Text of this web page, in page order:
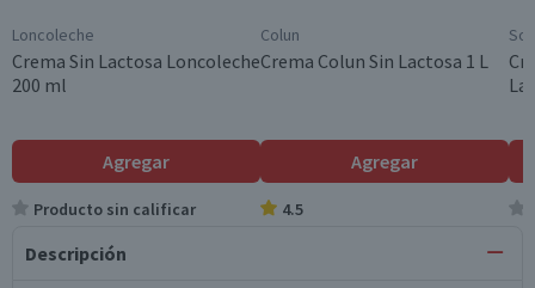
Loncoleche
Crema Sin Lactosa Loncoleche
200 ml
Agregar
Producto sin calificar
Colun
Crema Colun Sin Lactosa 1 L
Agregar
4.5
Descripción